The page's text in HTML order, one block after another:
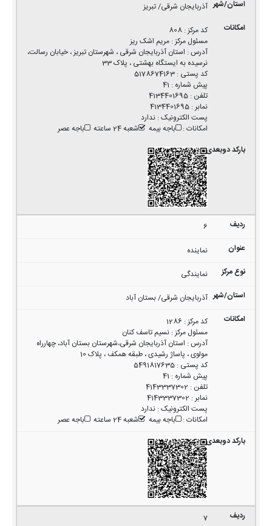
آذربایجان شرقی/ تبریز
کد مرکز:
808
مسئول مرکز:مریم اشک ریز
آدرس: استان آذربایجان شرقی ، شهرستان تبریز ، خیابان رسالت،
نرسیده به ایستگاه بهشتی ، پلاک 33
کد پستی :
5178674163
پیش شماره :
41
تلفن :
4134401695
نمابر:
4134401695
پست الکترونیک:ندارد
امکانات: باجه بیمه شعبه 24 ساعته باجه عصر
6
نماینده
نمایندگی
آذربایجان شرقی/ بستان آباد
کد مرکز:
1286
مسئول مرکز:نسیم تاسف کنان
آدرس: استان آذربایجان شرقی،شهرستان بستان آباد، چهارراه
مولوی ، پاساژ رشیدی ، طبقه همکف ، پلاک 10
کد پستی :
5491817635
پیش شماره :
41
تلفن :
4143337302
نمابر:
4143337302
پست الکترونیک:ندارد
امکانات: باجه بیمه شعبه 24 ساعته باجه عصر
7